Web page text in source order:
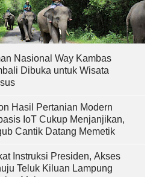
Nasional Way Kambas
Dibuka untuk Wisata
Hasil Pertanian Modern
IoT Cukup Menjanjikan,
Cantik Datang Memetik
Instruksi Presiden, Akses
Teluk Kiluan Lampung